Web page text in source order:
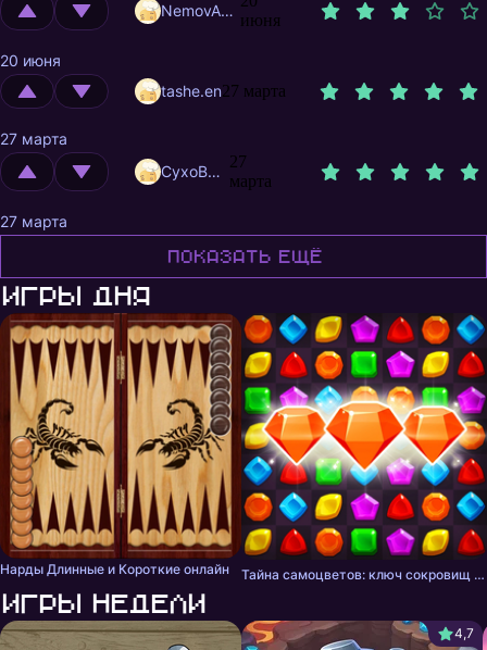
NemovAndrew
июня
20 июня
tashe.en27 марта
27 марта
CyxoB666
27
марта
27 марта
Показать ещё
Игры дня
Нарды Длинные и Короткие онлайн Тайна самоцветов: ключ сокровищ - три в ряд
Игры недели
4,7